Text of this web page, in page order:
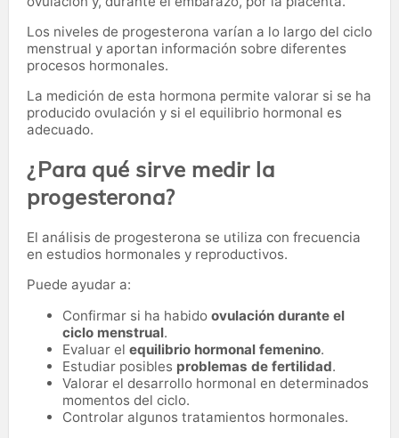
Los niveles de progesterona varían a lo largo del ciclo
menstrual y aportan información sobre diferentes
procesos hormonales.
La medición de esta hormona permite valorar si se ha
producido ovulación y si el equilibrio hormonal es
adecuado.
¿Para qué sirve medir la
progesterona?
El análisis de progesterona se utiliza con frecuencia
en estudios hormonales y reproductivos.
Puede ayudar a:
Confirmar si ha habido ovulación durante el
ciclo menstrual.
Evaluar el equilibrio hormonal femenino.
Estudiar posibles problemas de fertilidad.
Valorar el desarrollo hormonal en determinados
momentos del ciclo.
Controlar algunos tratamientos hormonales.